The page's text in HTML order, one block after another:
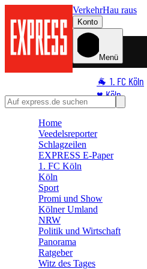
VerkehrHau raus
Konto
Menü
🐐 1. FC Köln
♥️ Köln
⭐ Promi
🧩 Spiele
Home
Veedelsreporter
Schlagzeilen
EXPRESS E-Paper
1. FC Köln
Köln
Sport
Promi und Show
Kölner Umland
NRW
Politik und Wirtschaft
Panorama
Ratgeber
Witz des Tages